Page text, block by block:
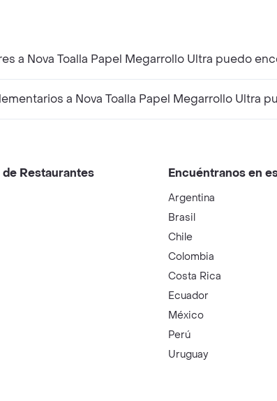
a Nova Toalla Papel Megarrollo Ultra puedo
a Nova Toalla Papel Megarrollo Ultra
Restaurantes Encuéntranos en
Argentina
Brasil
Chile
Colombia
Costa Rica
Ecuador
México
Perú
Uruguay